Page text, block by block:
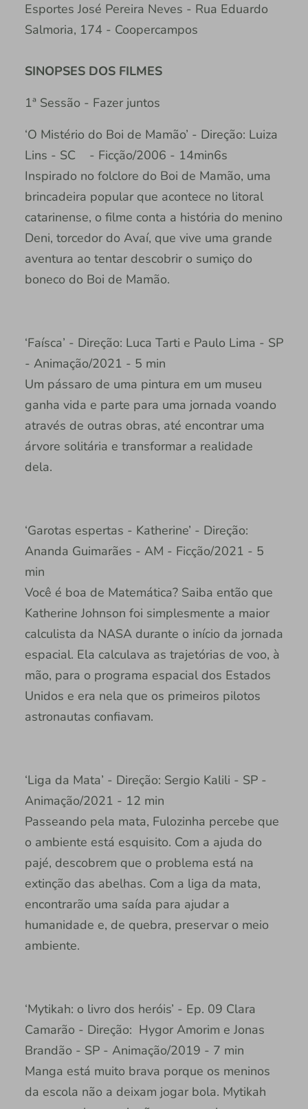
Esportes José Pereira Neves - Rua Eduardo
Salmoria, 174 - Coopercampos
SINOPSES DOS FILMES
1ª Sessão - Fazer juntos
‘O Mistério do Boi de Mamão’ - Direção: Luiza
Lins - SC - Ficção/2006 - 14min6s
Inspirado no folclore do Boi de Mamão, uma
brincadeira popular que acontece no litoral
catarinense, o filme conta a história do menino
Deni, torcedor do Avaí, que vive uma grande
aventura ao tentar descobrir o sumiço do
boneco do Boi de Mamão.
‘Faísca’ - Direção: Luca Tarti e Paulo Lima - SP
- Animação/2021 - 5 min
Um pássaro de uma pintura em um museu
ganha vida e parte para uma jornada voando
através de outras obras, até encontrar uma
árvore solitária e transformar a realidade
dela.
‘Garotas espertas - Katherine’ - Direção:
Ananda Guimarães - AM - Ficção/2021 - 5
min
Você é boa de Matemática? Saiba então que
Katherine Johnson foi simplesmente a maior
calculista da NASA durante o início da jornada
espacial. Ela calculava as trajetórias de voo, à
mão, para o programa espacial dos Estados
Unidos e era nela que os primeiros pilotos
astronautas confiavam.
‘Liga da Mata’ - Direção: Sergio Kalili - SP -
Animação/2021 - 12 min
Passeando pela mata, Fulozinha percebe que
o ambiente está esquisito. Com a ajuda do
pajé, descobrem que o problema está na
extinção das abelhas. Com a liga da mata,
encontrarão uma saída para ajudar a
humanidade e, de quebra, preservar o meio
ambiente.
‘Mytikah: o livro dos heróis’ - Ep. 09 Clara
Camarão - Direção: Hygor Amorim e Jonas
Brandão - SP - Animação/2019 - 7 min
Manga está muito brava porque os meninos
da escola não a deixam jogar bola. Mytikah